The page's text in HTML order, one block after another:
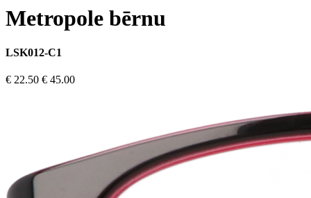
Metropole bērnu
LSK012-C1
€ 22.50 € 45.00